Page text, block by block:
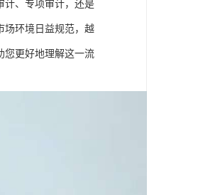
计、专项审计，还是
场环境日益规范，越
您更好地理解这一流